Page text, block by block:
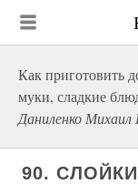
Как приготовить
муки, сладкие
Даниленко Михаил
90.